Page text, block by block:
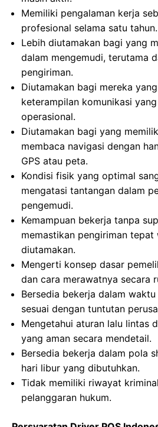
Memiliki pengalaman kerja
profesional selama satu tahun.
Lebih diutamakan bagi yang
dalam mengemudi, terutama
pengiriman.
Diutamakan bagi mereka
keterampilan komunikasi
operasional.
Diutamakan bagi yang
membaca navigasi dengan
GPS atau peta.
Kondisi fisik yang optimal
mengatasi tantangan dalam
pengemudi.
Kemampuan bekerja tanpa
memastikan pengiriman tepat
diutamakan.
Mengerti konsep dasar
dan cara merawatnya secara
Bersedia bekerja dalam
sesuai dengan tuntutan
Mengetahui aturan lalu lintas
yang aman secara mendetail.
Bersedia bekerja dalam pola
hari libur yang dibutuhkan.
Tidak memiliki riwayat
pelanggaran hukum.